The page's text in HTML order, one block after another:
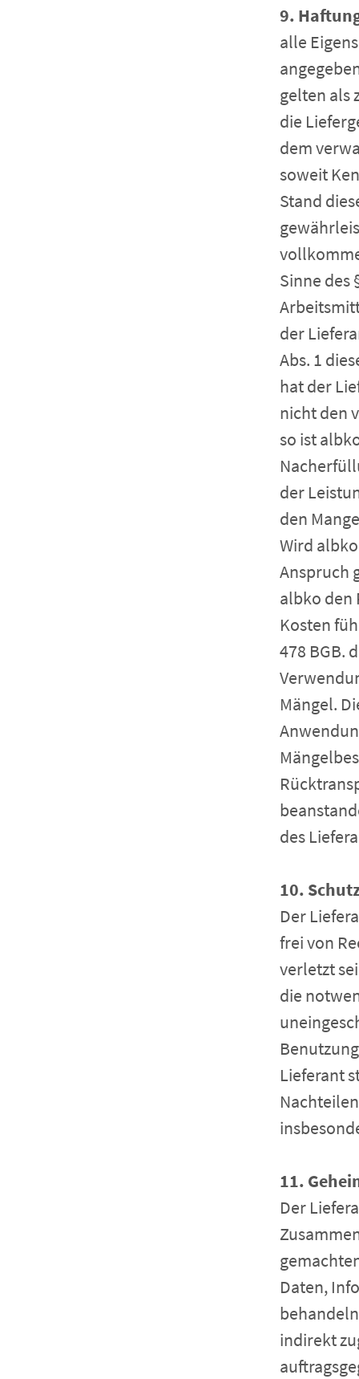
9.
alle
gelten als
die
dem
soweit
Stand
Sinne des
der
Abs. 1
hat der
nicht den
so ist
der
den
Wird
Anspruch
albko den
Kosten
478 BGB.
Mängel.
des
10.
Der
frei von
verletzt
die
Lieferant
11.
Der
Daten,
indirekt